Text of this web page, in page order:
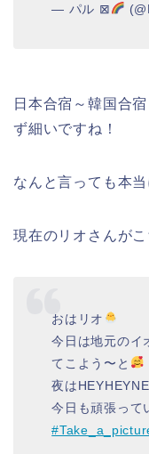
— パル ⊠
日本合宿～韓国合
ず細いですね！
なんと言っても本当
現在のリオさんがこ
おはリオ
今日は地元のイ
てこよう〜と
夜は
今日も頑張って